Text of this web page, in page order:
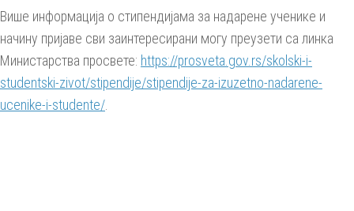
Више информација о стипендијама за надарене ученике и
начину пријаве сви заинтересирани могу преузети са линка
Министарства просвете: https://prosveta.gov.rs/skolski-i-
studentski-zivot/stipendije/stipendije-za-izuzetno-nadarene-
ucenike-i-studente/.